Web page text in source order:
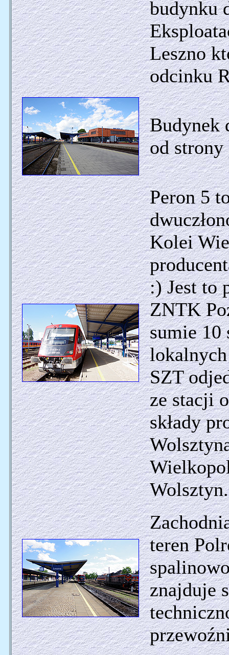
budynku
Leszno
odcinku
Budynek
od strony
Peron 5
Kolei
:) Jest to
ZNTK
sumie 10
SZT
ze stacji
składy
Wolsztyn.
teren
znajduje